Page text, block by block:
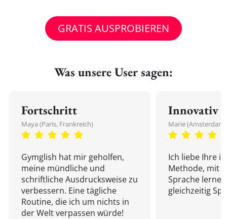
GRATIS AUSPROBIEREN
Was unsere User sagen:
Fortschritt
Maya (Paris, Frankreich)
Gymglish hat mir geholfen,
meine mündliche und
schriftliche Ausdrucksweise zu
verbessern. Eine tägliche
Routine, die ich um nichts in
der Welt verpassen würde!
Innovativ
Marie
Ich liebe Ihre
Methode, mit
Sprache
gleichzeitig